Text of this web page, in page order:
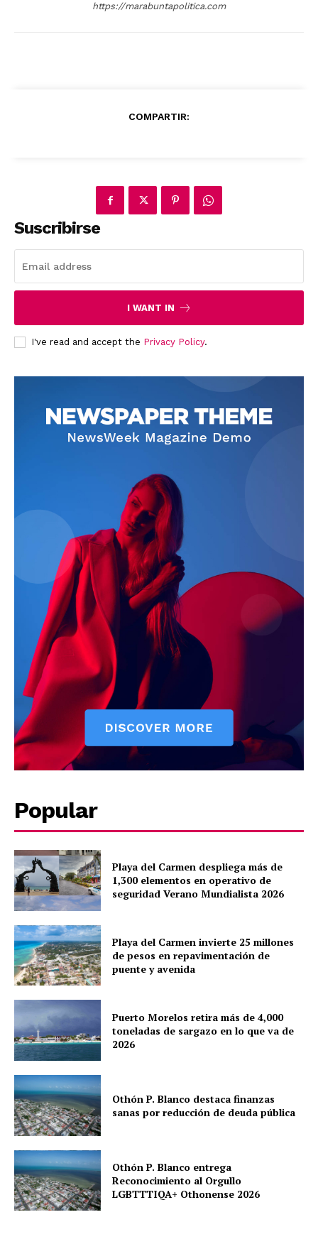
Magazine PRO
SUBSCRIBE NOW
Company
About
Contact us
Subscription Plans
My account
Quintana Roo
Cancún
Chetumal
Puerto Morelos
https://marabuntapolitica.com
COMPARTIR:
Suscribirse
I WANT IN
I've read and accept the Privacy Policy.
Popular
Playa del Carmen despliega más de
1,300 elementos en operativo de
seguridad Verano Mundialista 2026
Playa del Carmen invierte 25 millones
de pesos en repavimentación de
puente y avenida
Puerto Morelos retira más de 4,000
toneladas de sargazo en lo que va de
2026
Othón P. Blanco destaca finanzas
sanas por reducción de deuda pública
Othón P. Blanco entrega
Reconocimiento al Orgullo
LGBTTTIQA+ Othonense 2026